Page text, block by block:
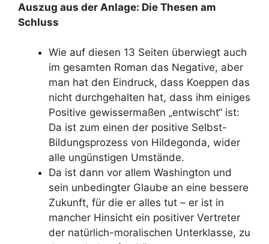
Auszug aus der Anlage: Die Thesen am
Schluss
Wie auf diesen 13 Seiten überwiegt auch
im gesamten Roman das Negative, aber
man hat den Eindruck, dass Koeppen das
nicht durchgehalten hat, dass ihm einiges
Positive gewissermaßen „entwischt“ ist:
Da ist zum einen der positive Selbst-
Bildungsprozess von Hildegonda, wider
alle ungünstigen Umstände.
Da ist dann vor allem Washington und
sein unbedingter Glaube an eine bessere
Zukunft, für die er alles tut – er ist in
mancher Hinsicht ein positiver Vertreter
der natürlich-moralischen Unterklasse, zu